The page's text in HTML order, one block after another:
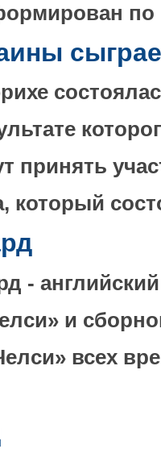
по
принять
который
-
и
всех